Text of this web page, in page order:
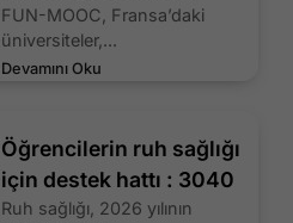
FUN-MOOC, Fransa’daki
üniversiteler,...
Devamını Oku
Öğrencilerin ruh sağlığı
için destek hattı : 3040
Ruh sağlığı, 2026 yılının